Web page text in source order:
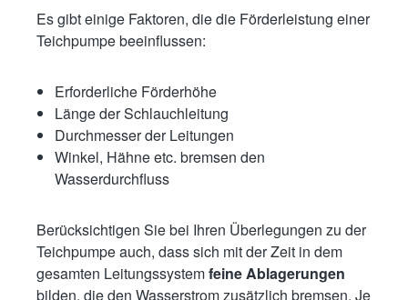
Es gibt einige Faktoren, die die Förderleistung einer
Teichpumpe beeinflussen:
Erforderliche Förderhöhe
Länge der Schlauchleitung
Durchmesser der Leitungen
Winkel, Hähne etc. bremsen den
Wasserdurchfluss
Berücksichtigen Sie bei Ihren Überlegungen zu der
Teichpumpe auch, dass sich mit der Zeit in dem
gesamten Leitungssystemfeine Ablagerungen
bilden, die den Wasserstrom zusätzlich bremsen. Je